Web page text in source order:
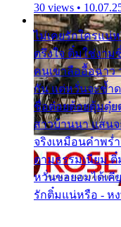
30 views •
ไม่เคยรักใครแน่
ตรึงใจ ติ๋มใช่งา
คนเขาลืออื้อฉาว
กัน แต่หวั่นจะช้ำ
ชื่อต๋อยต้อยตุ้มตุ๋ย
สาวบ้านนา แสน
จริงเหมือนคำพร่
ตามธรรมเนียม ติ๋
หวั่นขอยอมได้เคี
รักติ๋มแน่หรือ - ห